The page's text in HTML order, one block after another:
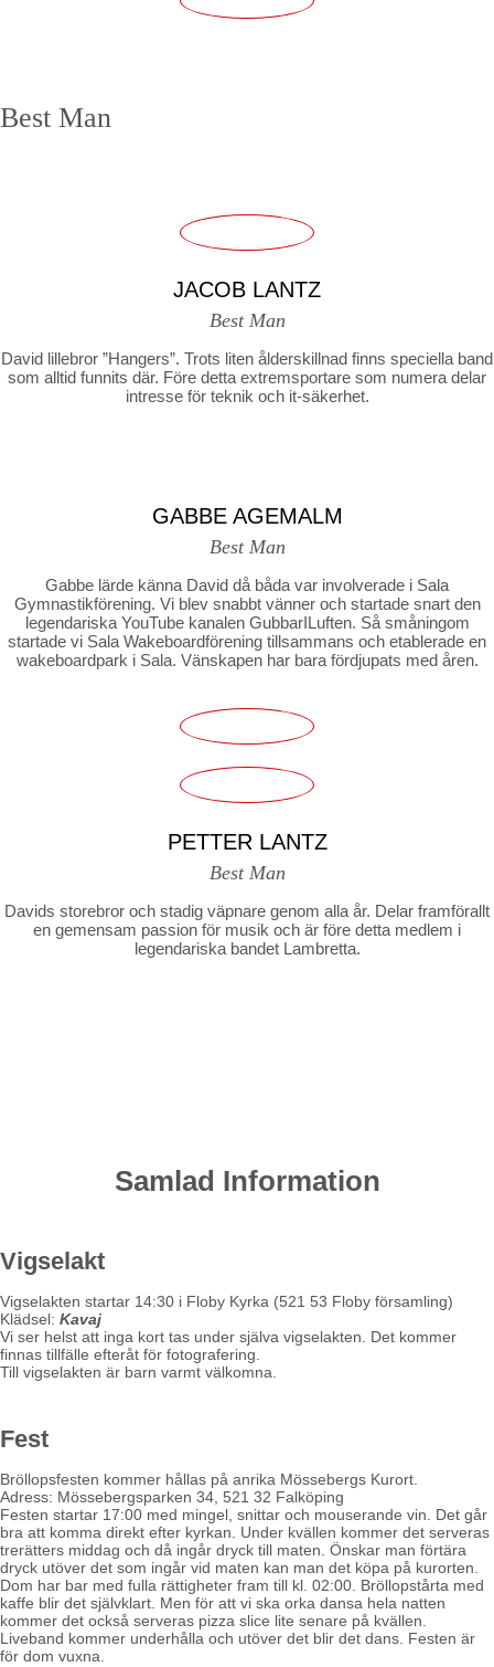
Best Man
JACOB LANTZ
Best Man
David lillebror ”Hangers”. Trots liten ålderskillnad finns speciella band
som alltid funnits där. Före detta extremsportare som numera delar
intresse för teknik och it-säkerhet.
GABBE AGEMALM
Best Man
Gabbe lärde känna David då båda var involverade i Sala
Gymnastikförening. Vi blev snabbt vänner och startade snart den
legendariska YouTube kanalen GubbarILuften. Så småningom
startade vi Sala Wakeboardförening tillsammans och etablerade en
wakeboardpark i Sala. Vänskapen har bara fördjupats med åren.
PETTER LANTZ
Best Man
Davids storebror och stadig väpnare genom alla år. Delar framförallt
en gemensam passion för musik och är före detta medlem i
legendariska bandet Lambretta.
Samlad Information
Vigselakt
Vigselakten startar 14:30 i Floby Kyrka (521 53 Floby församling)
Klädsel: Kavaj
Vi ser helst att inga kort tas under själva vigselakten. Det kommer
finnas tillfälle efteråt för fotografering.
Till vigselakten är barn varmt välkomna.
Fest
Bröllopsfesten kommer hållas på anrika Mössebergs Kurort.
Adress: Mössebergsparken 34, 521 32 Falköping
Festen startar 17:00 med mingel, snittar och mouserande vin. Det går
bra att komma direkt efter kyrkan. Under kvällen kommer det serveras
trerätters middag och då ingår dryck till maten. Önskar man förtära
dryck utöver det som ingår vid maten kan man det köpa på kurorten.
Dom har bar med fulla rättigheter fram till kl. 02:00. Bröllopstårta med
kaffe blir det självklart. Men för att vi ska orka dansa hela natten
kommer det också serveras pizza slice lite senare på kvällen.
Liveband kommer underhålla och utöver det blir det dans. Festen är
för dom vuxna.